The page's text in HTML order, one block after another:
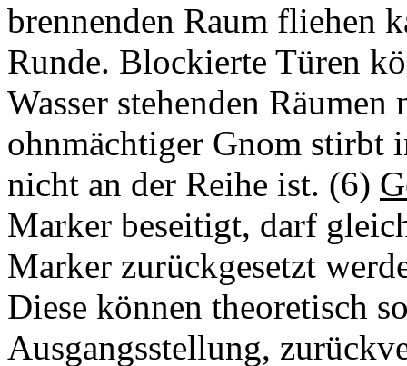
brennenden Raum fliehen
Runde. Blockierte Türen
Wasser stehenden
ohnmächtiger Gnom stirbt
nicht an der Reihe ist. (6)
Marker beseitigt, darf
Marker zurückgesetzt
Diese können theoretisch
Ausgangsstellung,